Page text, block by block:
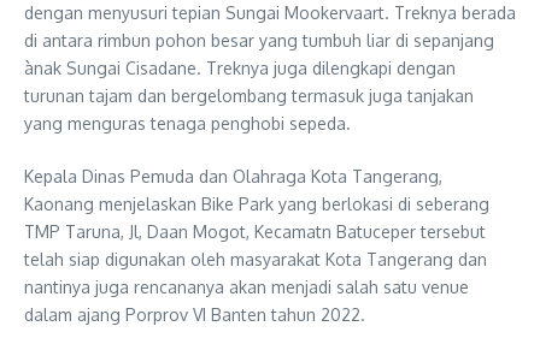
dengan menyusuri tepian Sungai Mookervaart. Treknya berada
di antara rimbun pohon besar yang tumbuh liar di sepanjang
ànak Sungai Cisadane. Treknya juga dilengkapi dengan
turunan tajam dan bergelombang termasuk juga tanjakan
yang menguras tenaga penghobi sepeda.
Kepala Dinas Pemuda dan Olahraga Kota Tangerang,
Kaonang menjelaskan Bike Park yang berlokasi di seberang
TMP Taruna, Jl, Daan Mogot, Kecamatn Batuceper tersebut
telah siap digunakan oleh masyarakat Kota Tangerang dan
nantinya juga rencananya akan menjadi salah satu venue
dalam ajang Porprov VI Banten tahun 2022.